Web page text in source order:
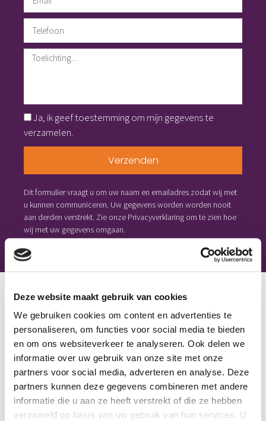
Deze website maakt gebruik van cookies
We gebruiken cookies om content en advertenties te
personaliseren, om functies voor social media te bieden
en om ons websiteverkeer te analyseren. Ook delen we
informatie over uw gebruik van onze site met onze
partners voor social media, adverteren en analyse. Deze
partners kunnen deze gegevens combineren met andere
informatie die u aan ze heeft verstrekt of die ze hebben
verzameld op basis van uw gebruik van hun services. U
Ja, ik geef toestemming om mijn gegevens te
verzamelen.
Verzenden
Dit formulier vraagt u om uw naam en emailadres zodat wij met
u kunnen communiceren. Uw gegevens worden worden nooit
aan derden verstrekt. Zie onze Privacyverklaring om te zien hoe
wij met uw gegevens omgaan.